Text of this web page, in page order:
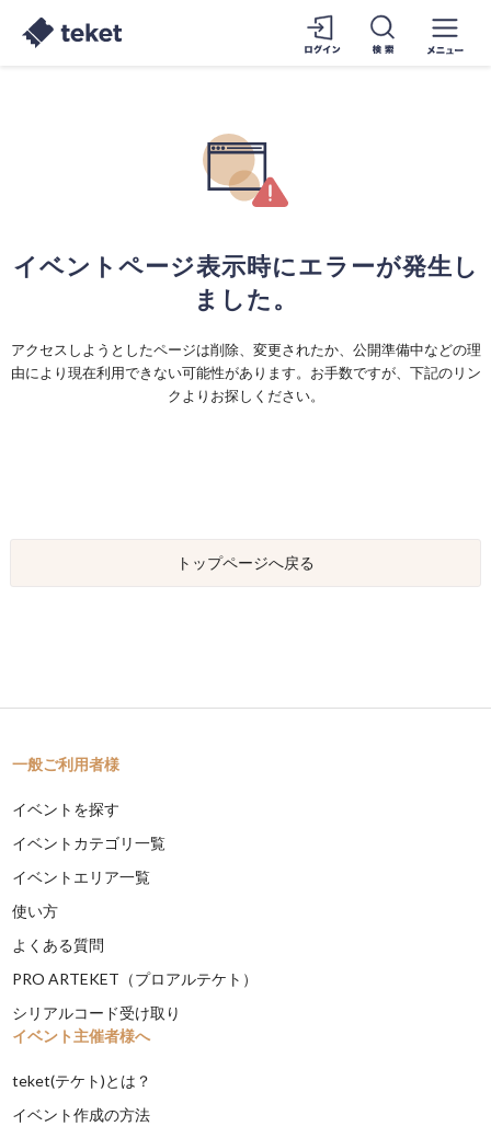
イベントページ表示時にエラーが発生し
ました。
アクセスしようとしたページは削除、変更されたか、公開準備中などの理
由により現在利用できない可能性があります。お手数ですが、下記のリン
クよりお探しください。
トップページへ戻る
一般ご利用者様
イベントを探す
イベントカテゴリ一覧
イベントエリア一覧
使い方
よくある質問
PRO ARTEKET（プロアルテケト）
シリアルコード受け取り
イベント主催者様へ
teket(テケト)とは？
イベント作成の方法